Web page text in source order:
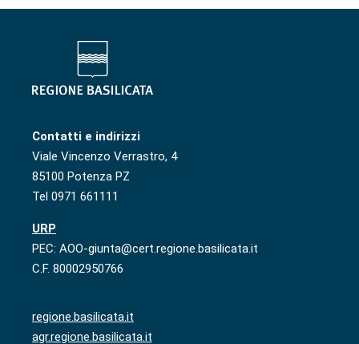
Contatti e indirizzi
Viale Vincenzo Verrastro, 4
85100 Potenza PZ
Tel 0971 661111
URP
PEC: AOO-giunta@cert.regione.basilicata.it
C.F. 80002950766
regione.basilicata.it
agr.regione.basilicata.it